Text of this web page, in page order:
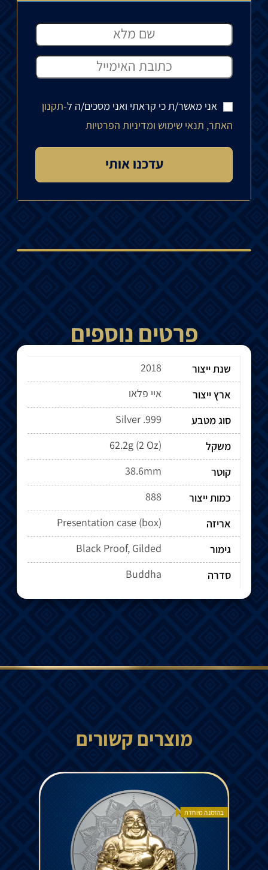
אני מאשר/ת כי קראתי ואני מסכים/ה ל-תקנון
האתר, תנאי שימוש ומדיניות הפרטיות
פרטים נוספים
שנת ייצור
2018
ארץ ייצור
איי פלאו
סוג מטבע
Silver .999
משקל
62.2g (2 Oz)
קוטר
38.6mm
כמות ייצור
888
אריזה
Presentation case (box)
גימור
Black Proof, Gilded
סדרה
Buddha
מוצרים קשורים
בהזמנה מיוחדת